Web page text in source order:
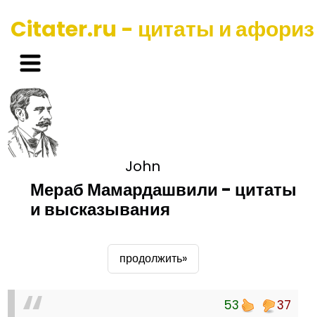
Citater.ru - цитаты и
John
Мераб Мамардашвили - цитаты
и высказывания
продолжить»
53 37